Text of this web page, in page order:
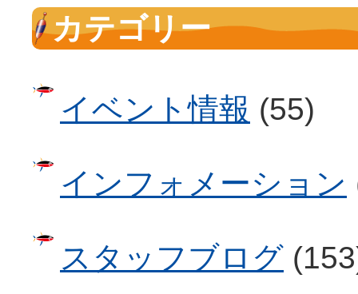
カテゴリー
イベント情報 (55)
インフォメーション
スタッフブログ